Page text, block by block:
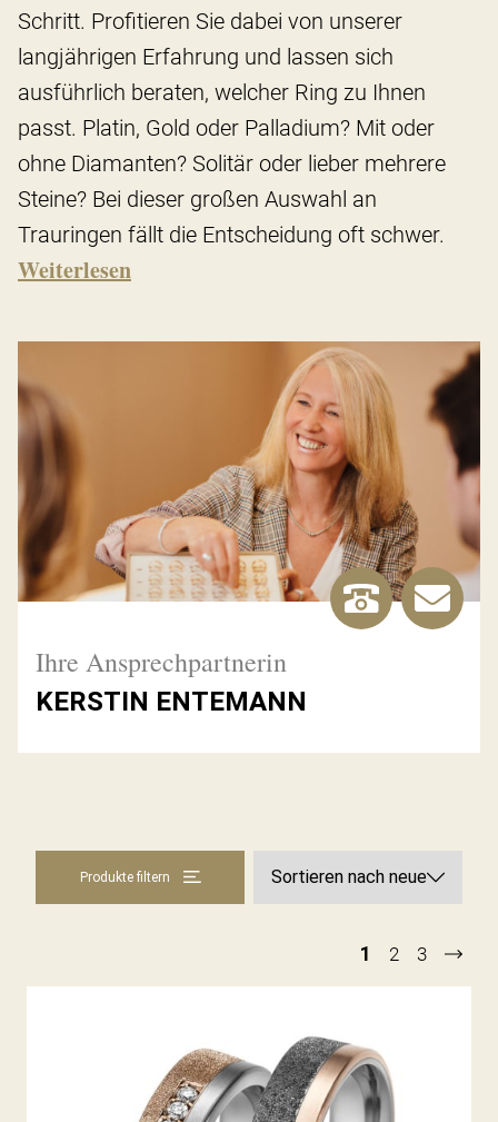
Schritt. Profitieren Sie dabei von unserer
langjährigen Erfahrung und lassen sich
ausführlich beraten, welcher Ring zu Ihnen
passt. Platin, Gold oder Palladium? Mit oder
ohne Diamanten? Solitär oder lieber mehrere
Steine? Bei dieser großen Auswahl an
Trauringen fällt die Entscheidung oft schwer.
Weiterlesen
Ihre Ansprechpartnerin
KERSTIN ENTEMANN
Produkte filtern
1 2 3
TANTAL TRAURINGE